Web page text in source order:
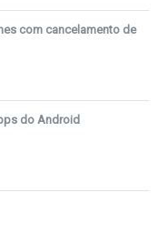
com cancelamento de
do Android